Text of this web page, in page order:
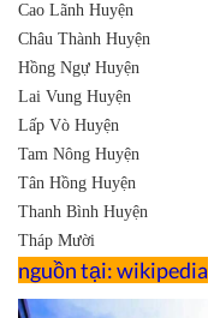
Cao Lãnh Huyện
Châu Thành Huyện
Hồng Ngự Huyện
Lai Vung Huyện
Lấp Vò Huyện
Tam Nông Huyện
Tân Hồng Huyện
Thanh Bình Huyện
Tháp Mười
nguồn tại: wikipedia